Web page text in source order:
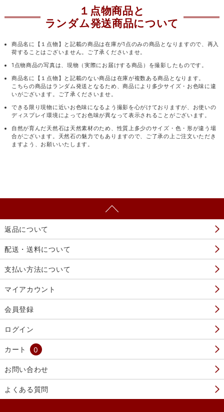
１点物商品と
ランダム発送商品について
商品名に【１点物】と記載の商品は在庫が1点のみの商品となりますので、再入
荷することはございません。ご了承くださいませ。
1点物商品の写真は、現物（実際にお届けする商品）を撮影したものです。
商品名に【１点物】と記載のない商品は在庫が複数ある商品となります。
こちらの商品はランダム発送となるため、商品により多少サイズ・お色味に違
いがございます。ご了承くださいませ。
できる限り現物に近いお色味になるよう撮影を心がけておりますが、お使いの
ディスプレイ環境によってお色味が異なって表示されることがございます。
自然が育んだ天然石は天然素材のため、性質上多少のサイズ・色・形が違う場
合がございます。天然石の魅力でもありますので、ご了承の上ご注文いただき
ますよう、お願いいたします。
返品について
配送・送料について
支払い方法について
マイアカウント
会員登録
ログイン
カート 0
お問い合わせ
よくある質問